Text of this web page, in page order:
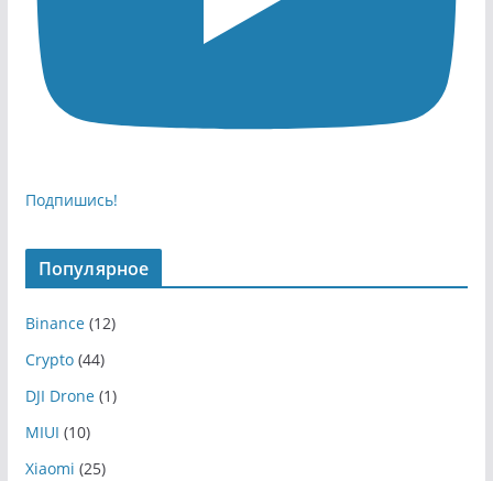
Подпишись!
Популярное
Binance(12)
Crypto(44)
DJI Drone(1)
MIUI (10)
Xiaomi (25)